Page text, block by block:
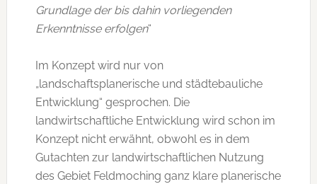
Grundlage der bis dahin vorliegenden
Erkenntnisse erfolgen“
Im Konzept wird nur von
„landschaftsplanerische und städtebauliche
Entwicklung“ gesprochen. Die
landwirtschaftliche Entwicklung wird schon im
Konzept nicht erwähnt, obwohl es in dem
Gutachten zur landwirtschaftlichen Nutzung
des Gebiet Feldmoching ganz klare planerische